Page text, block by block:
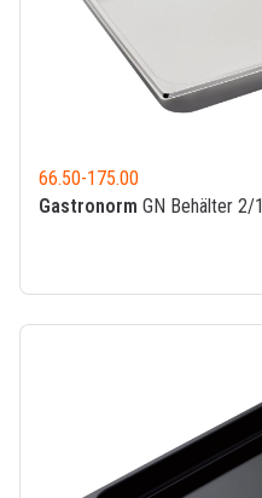
66.50-175.00
Gastronorm GN Behälter 2/1